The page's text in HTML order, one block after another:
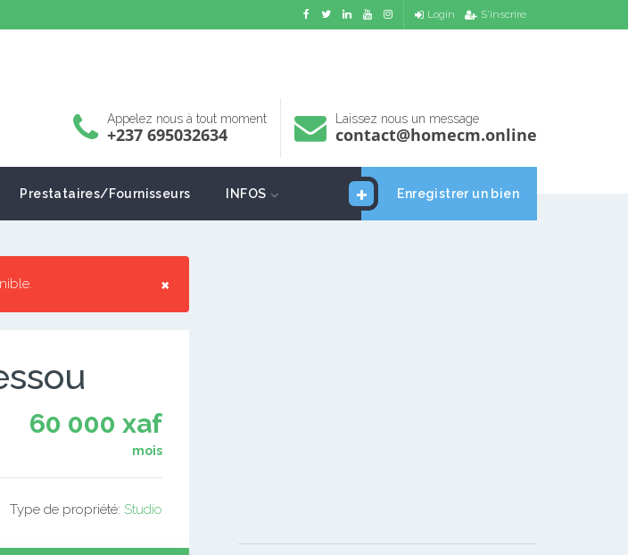
Login S'inscrire
Appelez nous à tout moment
+237 695032634
Laissez nous un message
contact@homecm.online
Enregistrer un bien
Prestataires/Fournisseurs INFOS
×
60 000 xaf
mois
Type de propriété: Studio